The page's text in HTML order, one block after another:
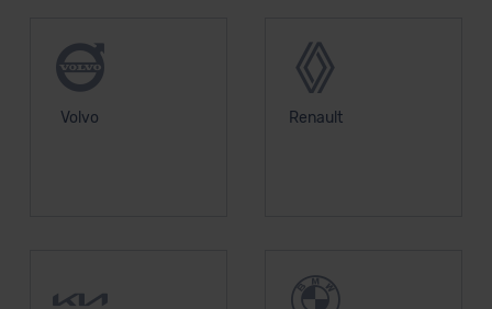
Volvo Renault